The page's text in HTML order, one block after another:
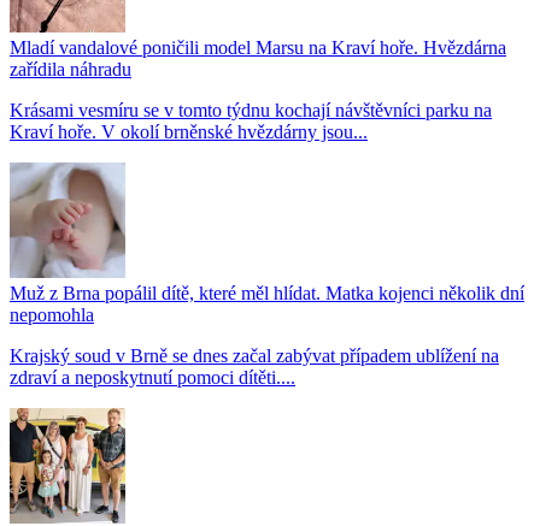
Mladí vandalové poničili model Marsu na Kraví hoře. Hvězdárna
zařídila náhradu
Krásami vesmíru se v tomto týdnu kochají návštěvníci parku na
Kraví hoře. V okolí brněnské hvězdárny jsou...
Muž z Brna popálil dítě, které měl hlídat. Matka kojenci několik dní
nepomohla
Krajský soud v Brně se dnes začal zabývat případem ublížení na
zdraví a neposkytnutí pomoci dítěti....